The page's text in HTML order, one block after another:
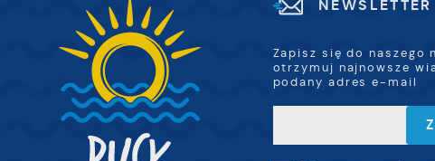
NEWSLETTER
Zapisz się do naszego
otrzymuj najnowsze
podany adres e-mail